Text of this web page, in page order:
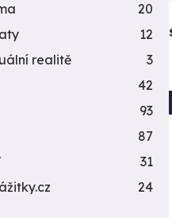
20
12
realitě
3
42
93
87
31
24